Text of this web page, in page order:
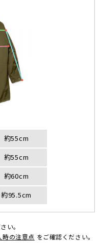
約55cm
約55cm
約60cm
約95.5cm
い。
時の注意点 をご確認ください。